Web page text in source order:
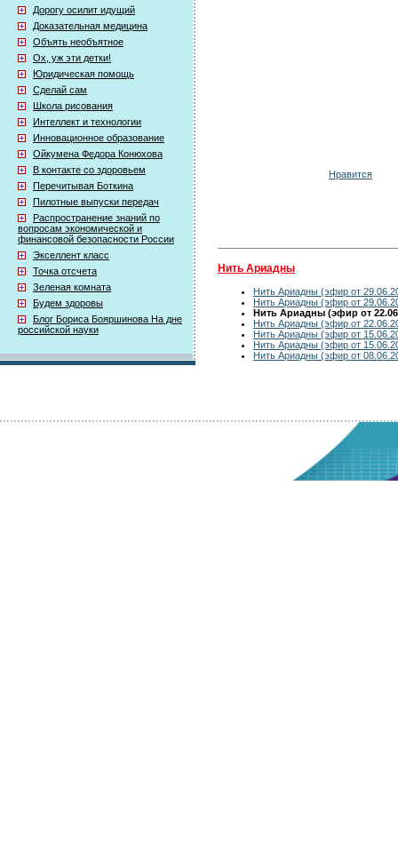
Дорогу осилит идущий
Доказательная медицина
Объять необъятное
Ох, уж эти детки!
Юридическая помощь
Сделай сам
Школа рисования
Интеллект и технологии
Инновационное образование
Ойкумена Федора Конюхова
В контакте со здоровьем
Перечитывая Боткина
Пилотные выпуски передач
Распространение знаний по
вопросам экономической и
финансовой безопасности России
Экселлент класс
Точка отсчета
Зеленая комната
Будем здоровы
Блог Бориса Бояршинова На дне
российской науки
Нравится
Нить Ариадны
Нить Ариадны (эфир от
Нить Ариадны (эфир от
Нить Ариадны (эфир от
Нить Ариадны (эфир от
Нить Ариадны (эфир от
Нить Ариадны (эфир от
Нить Ариадны (эфир от